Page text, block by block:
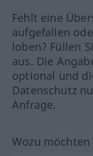
Fehlt eine
aufgefallen
loben? Füllen
aus. Die
optional und
Datenschutz
Anfrage.
Wozu möchten